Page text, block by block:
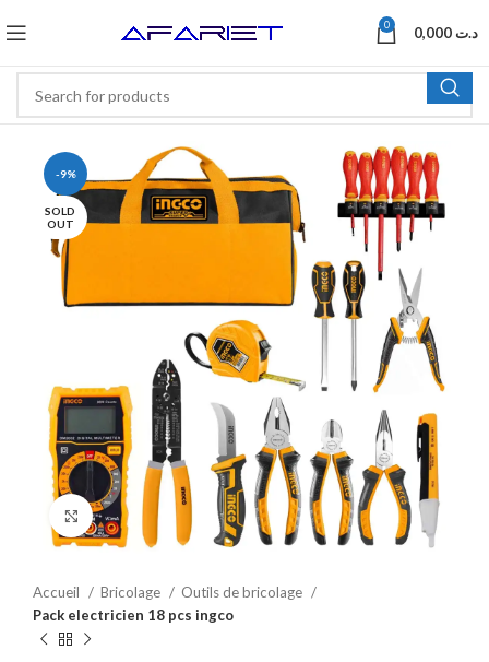
0 د.ت
-9%
SOLD
OUT
Click to enlarge
Accueil Bricolage
Outils de bricolage
Pack electricien 18 pcs ingco